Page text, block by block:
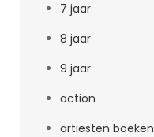
7 jaar
8 jaar
9 jaar
action
artiesten boeken